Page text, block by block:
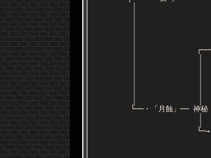
｜ ｜ ｜
｜ ｜ └─────ア
｜ ┌──────┘┌───┘
｜ ｜ ｜ ｜｜
｜ ｜ ┌ メレム・ソ
｜ ｜ ├─ ネロ・カオ
｜ ┌──┤ ├── アルト
｜ ｜ ｜ ├─── ロア(-
｜ ｜ ｜
｜ ｜
｜ ｜
｜ ｜ ｜ └─×──
｜ ｜
｜
└──・「月蝕」── 神秘・